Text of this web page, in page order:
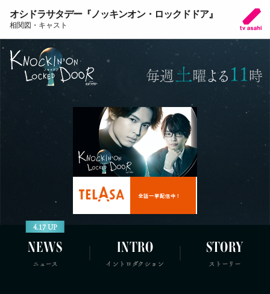
オシドラサタデー『ノッキンオン・ロックドドア』
相関図・キャスト
全話一挙配信中！
NEWS
ニュース
4.17 UP
INTRO
イントロダクション
STORY
ストーリー